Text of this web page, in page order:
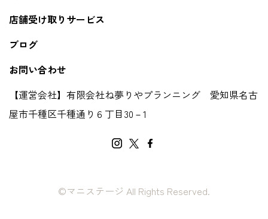
店舗受け取りサービス
ブログ
お問い合わせ
【運営会社】有限会社ね夢りやプランニング 愛知県名古
屋市千種区千種通り６丁目30－1
©マニステージ All Rights Reserved.